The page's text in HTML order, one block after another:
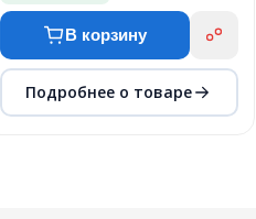
В корзину
Подробнее о товаре